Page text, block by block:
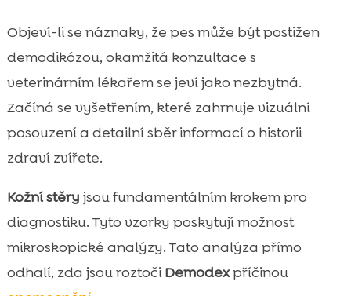
Objeví-li se náznaky, že pes může být postižen
demodikózou, okamžitá konzultace s
veterinárním lékařem se jeví jako nezbytná.
Začíná se vyšetřením, které zahrnuje vizuální
posouzení a detailní sběr informací o historii
zdraví zvířete.
Kožní stěry jsou fundamentálním krokem pro
diagnostiku. Tyto vzorky poskytují možnost
mikroskopické analýzy. Tato analýza přímo
odhalí, zda jsou roztočiDemodexpříčinou